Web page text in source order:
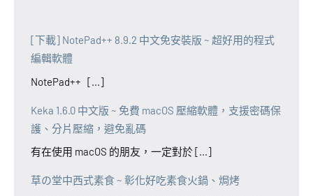
[下載] NotePad++ 8.9.2 中文免安裝版 ~ 超好用的程式
編輯軟體
NotePad++ [...]
Keka 1.6.0 中文版 ~ 免費 macOS 壓縮軟體，支援密碼保
護、分片壓縮，避免亂碼
有在使用 macOS 的朋友，一定對於 [...]
草の堂中西式素食 ~ 彰化好吃素食火鍋、焗烤